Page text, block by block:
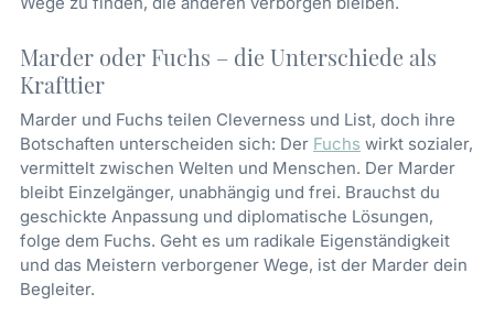
Marder oder Fuchs – die Unterschiede als
Krafttier
Marder und Fuchs teilen Cleverness und List, doch ihre
Botschaften unterscheiden sich: Der Fuchs wirkt sozialer,
vermittelt zwischen Welten und Menschen. Der Marder
bleibt Einzelgänger, unabhängig und frei. Brauchst du
geschickte Anpassung und diplomatische Lösungen,
folge dem Fuchs. Geht es um radikale Eigenständigkeit
und das Meistern verborgener Wege, ist der Marder dein
Begleiter.